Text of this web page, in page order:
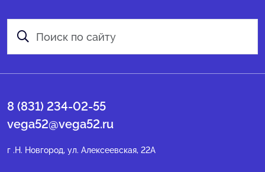
8 (831) 234-02-55
vega52@vega52.ru
г .Н. Новгород, ул. Алексеевская, 22А